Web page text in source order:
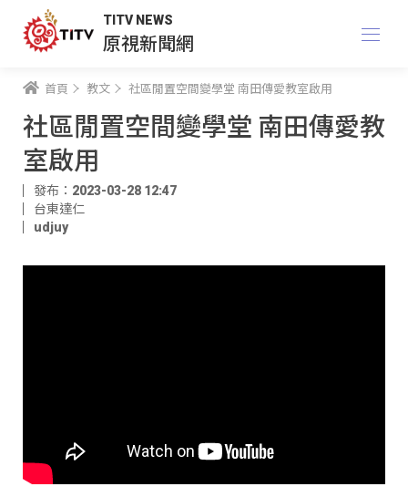
TITV NEWS
原視新聞網
首頁 教文 社區閒置空間變學堂 南田傳愛教室啟用
社區閒置空間變學堂 南田傳愛教
室啟用
發布：2023-03-28 12:47
台東達仁
udjuy